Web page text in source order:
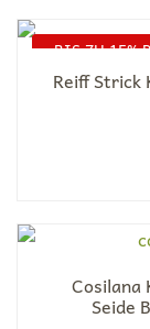
BIS ZU 15%
Reiff Strick
Cosilana
Seide